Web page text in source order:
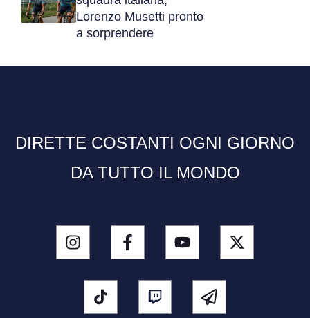
Lorenzo Musetti pronto
a sorprendere
DIRETTE COSTANTI OGNI GIORNO
DA TUTTO IL MONDO